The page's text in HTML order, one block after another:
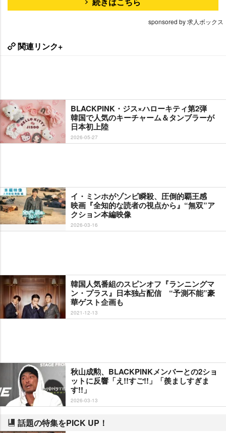
sponsored by 求人ボックス
関連リンク+
BLACKPINK・ジス×ハローキティ第2弾
韓国で人気のキーチャーム＆タンブラーが
日本初上陸
2026-05-27
イ・ミンホがゾンビ瞬殺、圧倒的覇王感
映画『全知的な読者の視点から』“無双”ア
クション本編映像
2026-03-16
韓国人気番組のスピンオフ『ランニングマ
ン・プラス』日本独占配信 “予測不能”豪
華ゲスト企画も
2021-12-13
秋山成勲、BLACKPINKメンバーとの2ショ
ットに反響「え!!すご!!」「羨ましすぎま
す!!」
2026-03-13
話題の特集をPICK UP！